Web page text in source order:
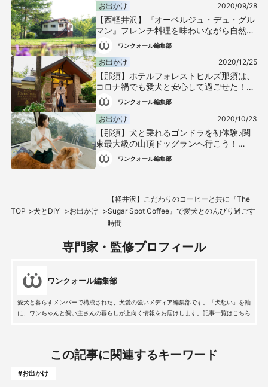
お出かけ 2020/09/28
【西軽井沢】『オーベルジュ・デュ・グル
マン』フレンチ料理を味わいながら自然を
愛犬と感じよう！
ワンクォール編集部
お出かけ 2020/12/25
【那須】ホテルフォレストヒルズ那須は、
コロナ禍でも愛犬と安心して過ごせた！
《編集部レポ》
ワンクォール編集部
お出かけ 2020/10/23
【那須】犬と乗れるゴンドラを初体験♪関
東最大級の山頂ドッグランへ行こう！
《WanQol編集部レポ》
ワンクォール編集部
TOP 犬とDIY お出かけ
【軽井沢】こだわりのコーヒーと共に『The
Sugar Spot Coffee』で愛犬とのんびり過ごす
時間
専門家・監修プロフィール
ワンクォール編集部
愛犬と暮らすメンバーで構成された、犬愛の強いメディア編集部です。「犬想い」を軸
に、ワンちゃんと飼い主さんの暮らしが上向く情報をお届けします。記事一覧はこちら
この記事に関連するキーワード
#お出かけ